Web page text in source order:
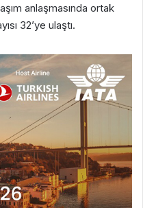
anlaşmasında ortak
32’ye ulaştı.